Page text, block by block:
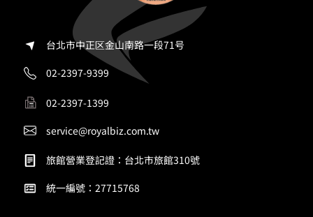
台北市中正区金山南路一段71号
02-2397-9399
02-2397-1399
service@royalbiz.com.tw
旅館營業登記證：台北市旅館310號
統一編號：27715768